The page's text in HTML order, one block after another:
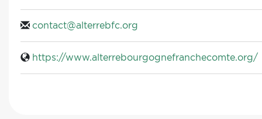
contact@alterrebfc.org
https://www.alterrebourgognefranchecomte.org/